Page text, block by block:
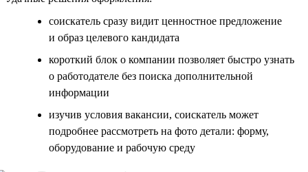
соискатель сразу видит ценностное предложение
и образ целевого кандидата
короткий блок о компании позволяет быстро узнать
о работодателе без поиска дополнительной
информации
изучив условия вакансии, соискатель может
подробнее рассмотреть на фото детали: форму,
оборудование и рабочую среду